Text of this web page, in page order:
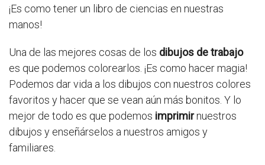
¡Es como tener un libro de ciencias en nuestras
manos!
Una de las mejores cosas de los dibujos de trabajo
es que podemos colorearlos. ¡Es como hacer magia!
Podemos dar vida a los dibujos con nuestros colores
favoritos y hacer que se vean aún más bonitos. Y lo
mejor de todo es que podemos imprimirnuestros
dibujos y enseñárselos a nuestros amigos y
familiares.